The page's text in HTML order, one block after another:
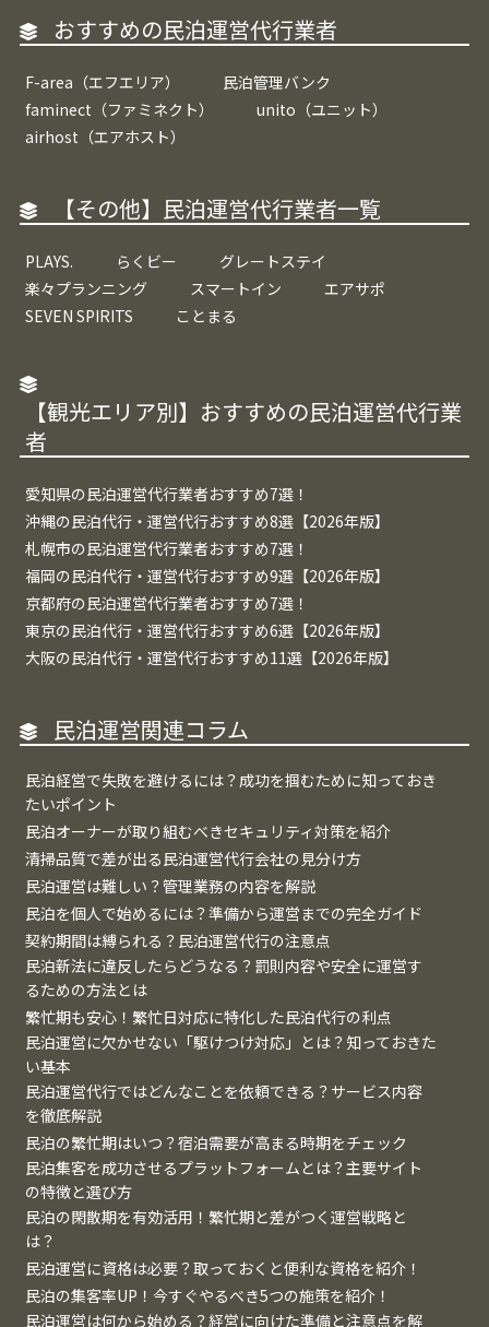
おすすめの民泊運営代行業者
F-area（エフエリア）
民泊管理バンク
faminect（ファミネクト）
unito（ユニット）
airhost（エアホスト）
【その他】民泊運営代行業者一覧
PLAYS. らくビー
グレートステイ
楽々プランニング
スマートイン
エアサポ
SEVEN SPIRITS
ことまる
【観光エリア別】おすすめの民泊運営代行業
者
愛知県の民泊運営代行業者おすすめ7選！
沖縄の民泊代行・運営代行おすすめ8選【2026年版】
札幌市の民泊運営代行業者おすすめ7選！
福岡の民泊代行・運営代行おすすめ9選【2026年版】
京都府の民泊運営代行業者おすすめ7選！
東京の民泊代行・運営代行おすすめ6選【2026年版】
大阪の民泊代行・運営代行おすすめ11選【2026年版】
民泊運営関連コラム
民泊経営で失敗を避けるには？成功を掴むために知っておき
たいポイント
民泊オーナーが取り組むべきセキュリティ対策を紹介
清掃品質で差が出る民泊運営代行会社の見分け方
民泊運営は難しい？管理業務の内容を解説
民泊を個人で始めるには？準備から運営までの完全ガイド
契約期間は縛られる？民泊運営代行の注意点
民泊新法に違反したらどうなる？罰則内容や安全に運営す
るための方法とは
繁忙期も安心！繁忙日対応に特化した民泊代行の利点
民泊運営に欠かせない「駆けつけ対応」とは？知っておきた
い基本
民泊運営代行ではどんなことを依頼できる？サービス内容
を徹底解説
民泊の繁忙期はいつ？宿泊需要が高まる時期をチェック
民泊集客を成功させるプラットフォームとは？主要サイト
の特徴と選び方
民泊の閑散期を有効活用！繁忙期と差がつく運営戦略と
は？
民泊運営に資格は必要？取っておくと便利な資格を紹介！
民泊の集客率UP！今すぐやるべき5つの施策を紹介！
民泊運営は何から始める？経営に向けた準備と注意点を解